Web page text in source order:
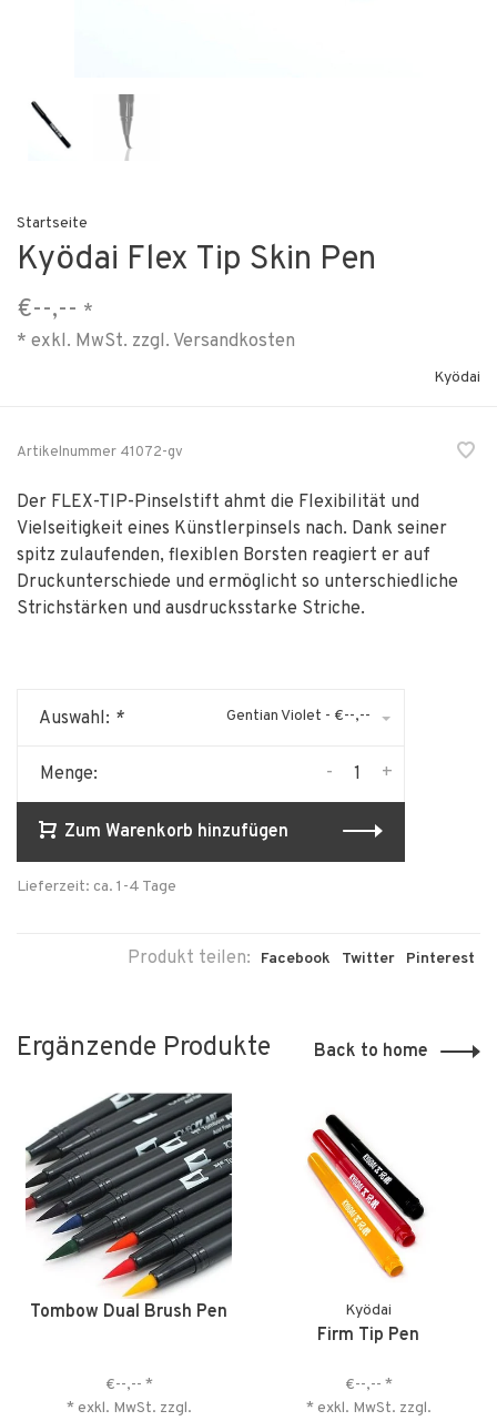
Startseite
Kyödai Flex Tip Skin Pen
€--,-- *
* exkl. MwSt. zzgl. Versandkosten
Kyödai
Artikelnummer 41072-gv
Der FLEX-TIP-Pinselstift ahmt die Flexibilität und
Vielseitigkeit eines Künstlerpinsels nach. Dank seiner
spitz zulaufenden, flexiblen Borsten reagiert er auf
Druckunterschiede und ermöglicht so unterschiedliche
Strichstärken und ausdrucksstarke Striche.
Auswahl: * Gentian Violet - €--,--
Menge: +
-
Zum Warenkorb hinzufügen
Lieferzeit: ca. 1-4 Tage
Produkt teilen: Facebook Twitter Pinterest
Ergänzende Produkte Back to home
Tombow Dual Brush Pen
€--,-- *
* exkl. MwSt. zzgl.
Kyödai
Firm Tip Pen
€--,-- *
* exkl. MwSt. zzgl.